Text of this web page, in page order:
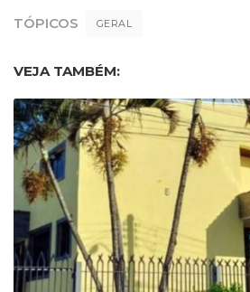
TÓPICOS GERAL
VEJA TAMBÉM: